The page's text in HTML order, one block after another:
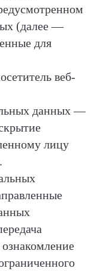
(далее —
для
веб-
данных —
лицу